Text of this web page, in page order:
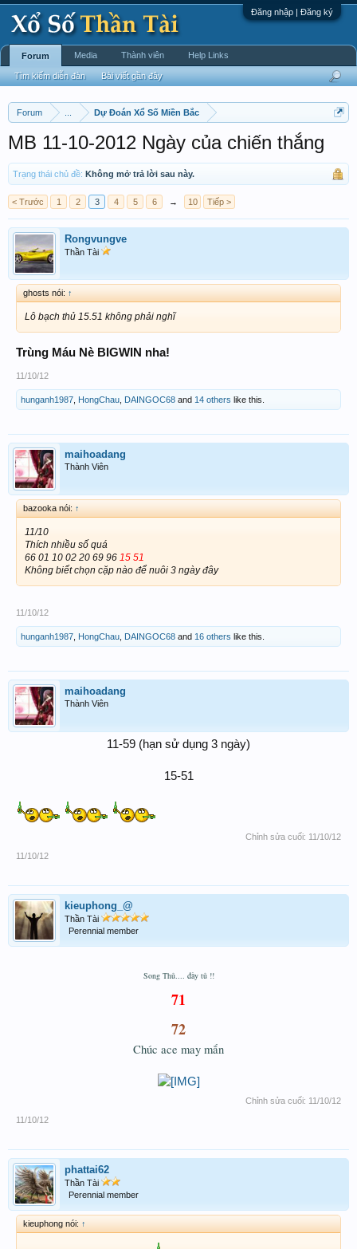
Đăng nhập | Đăng ký
Forum Dự Đoán Xổ Số Miền Bắc
MB 11-10-2012 Ngày của chiến thắng
Trạng thái chủ đề: Không mở trả lời sau này.
< Trước 1 2 3 4 5 6 → 10 Tiếp >
Rongvungve
Thần Tài
ghosts nói: ↑
Lô bạch thủ 15.51 không phải nghĩ
Trùng Máu Nè BIGWIN nha!
11/10/12
hunganh1987 HongChau DAINGOC68 and 14 others like this.
maihoadang
Thành Viên
bazooka nói: ↑
11/10
Thích nhiều số quá
66 01 10 02 20 69 96 15 51
Không biết chọn cặp nào để nuôi 3 ngày đây
11/10/12
hunganh1987 HongChau DAINGOC68 and 16 others like this.
maihoadang
Thành Viên
11-59 (hạn sử dụng 3 ngày)
15-51​
Chỉnh sửa cuối: 11/10/12
11/10/12
kieuphong_@
Thần Tài
Perennial member
Song Thủ.... đầy tủ !!
71
72
Chúc ace may mắn
Chỉnh sửa cuối: 11/10/12
11/10/12
phattai62
Thần Tài
Perennial member
kieuphong nói: ↑
Forum
Tìm kiếm diễn đàn Bài viết gần đây
Media Thành viên Help Links